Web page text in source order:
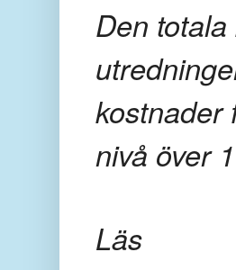
Den
kostnader
nivå över
Läs